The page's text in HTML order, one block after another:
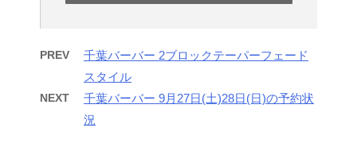
PREV
千葉バーバー 2ブロックテーパーフェード
スタイル
NEXT
千葉バーバー 9月27日(土)28日(日)の予約状
況